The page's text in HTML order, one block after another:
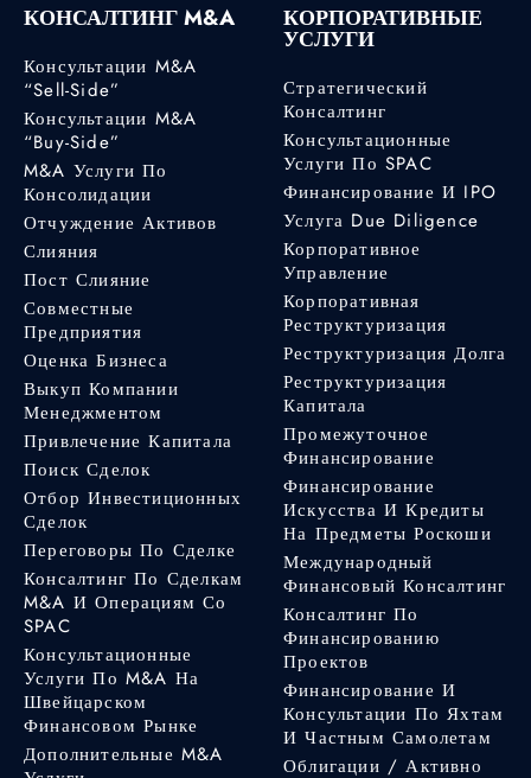
КОНСАЛТИНГ M&A
Консультации M&A
“Sell-Side”
Консультации M&A
“Buy-Side”
M&A Услуги По
Консолидации
Отчуждение Активов
Слияния
Пост Слияние
Совместные
Предприятия
Оценка Бизнеса
Выкуп Компании
Менеджментом
Привлечение Капитала
Поиск Сделок
Отбор Инвестиционных
Сделок
Переговоры По Сделке
Консалтинг По Сделкам
M&A И Операциям Со
SPAC
Консультационные
Услуги По M&A На
Швейцарском
Финансовом Рынке
Дополнительные M&A
КОРПОРАТИВНЫЕ
УСЛУГИ
Стратегический
Консалтинг
Консультационные
Услуги По SPAC
Финансирование И IPO
Услуга Due Diligence
Корпоративное
Управление
Корпоративная
Реструктуризация
Реструктуризация Долга
Реструктуризация
Капитала
Промежуточное
Финансирование
Финансирование
Искусства И Кредиты
На Предметы Роскоши
Международный
Финансовый Консалтинг
Консалтинг По
Финансированию
Проектов
Финансирование И
Консультации По Яхтам
И Частным Самолетам
Облигации / Активно